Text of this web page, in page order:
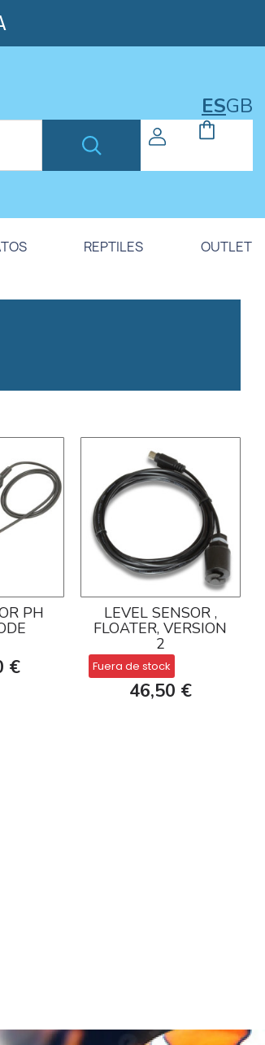
ESGB
REPTILES OUTLET
PH
€
LEVEL SENSOR ,
FLOATER, VERSION
2
Fuera de stock
46,50 €